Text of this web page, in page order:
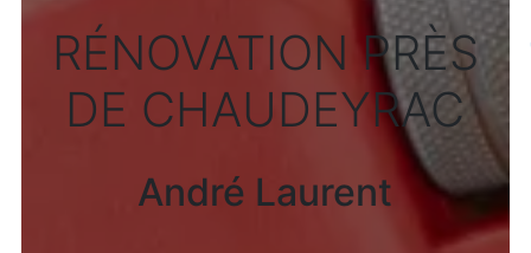
RÉNOVATION PRÈS
DE CHAUDEYRAC
André Laurent